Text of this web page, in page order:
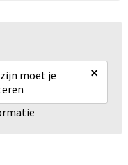
moet je
×